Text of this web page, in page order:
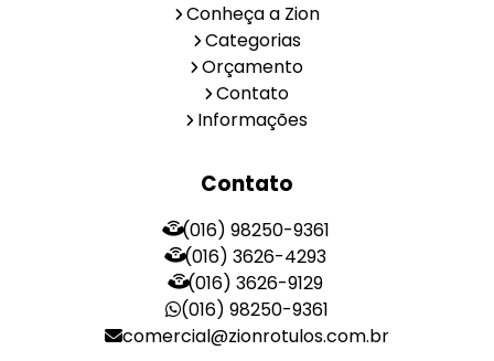
Conheça a Zion
Categorias
Orçamento
Contato
Informações
Contato
(016) 98250-9361
(016) 3626-4293
(016) 3626-9129
(016) 98250-9361
comercial@zionrotulos.com.br